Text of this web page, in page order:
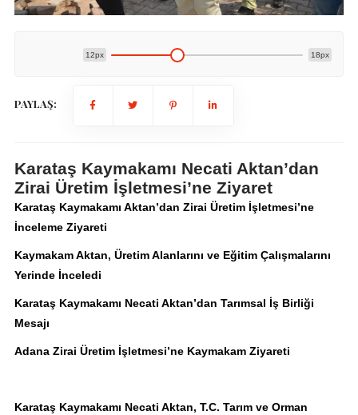
12px 18px
PAYLAŞ:
Karataş Kaymakamı Necati Aktan’dan
Zirai Üretim İşletmesi’ne Ziyaret
Karataş Kaymakamı Aktan’dan Zirai Üretim İşletmesi’ne
İnceleme Ziyareti
Kaymakam Aktan, Üretim Alanlarını ve Eğitim Çalışmalarını
Yerinde İnceledi
Karataş Kaymakamı Necati Aktan’dan Tarımsal İş Birliği
Mesajı
Adana Zirai Üretim İşletmesi’ne Kaymakam Ziyareti
Karataş Kaymakamı Necati Aktan, T.C. Tarım ve Orman